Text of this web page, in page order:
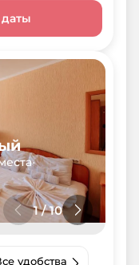
даты
•
1/10
удобства